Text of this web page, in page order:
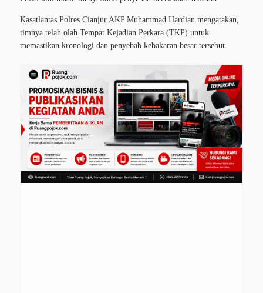
Kasatlantas Polres Cianjur AKP Muhammad Hardian mengatakan,
timnya telah olah Tempat Kejadian Perkara (TKP) untuk
memastikan kronologi dan penyebab kebakaran besar tersebut.